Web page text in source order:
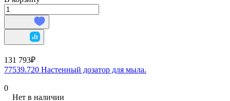
131 793₽
77539.720 Настенный дозатор для мыла.
0
Нет в наличии